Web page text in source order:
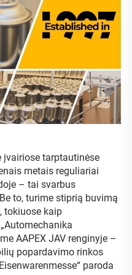
įvairiose tarptautinėse
metais reguliariai
– tai svarbus
to, turime stiprią buvimą
tokiuose kaip
AAPEX JAV renginyje –
popardavimo rinkos
paroda